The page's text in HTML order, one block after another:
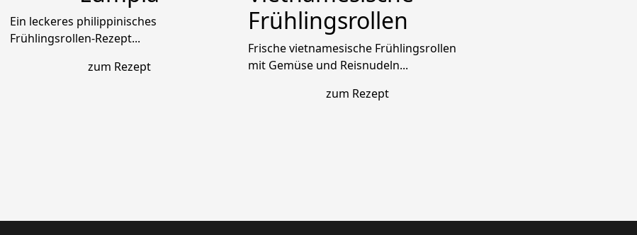
Ein leckeres philippinisches
Frühlingsrollen-Rezept...
zum Rezept
Frühlingsrollen
Frische vietnamesische Frühlingsrollen
mit Gemüse und Reisnudeln...
zum Rezept